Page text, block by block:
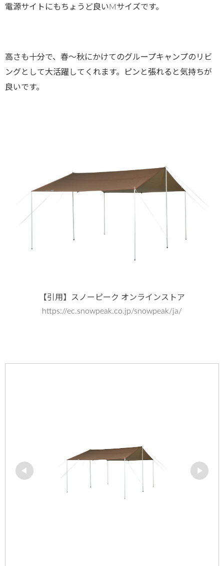
電源サイトにもちょうど良いMサイズです。
高さも十分で、春〜秋にかけてのグループキャンプのリビ
ングとして大活躍してくれます。ピンと張れると気持ちが
良いです。
【引用】スノーピーク オンラインストア
https://ec.snowpeak.co.jp/snowpeak/ja/